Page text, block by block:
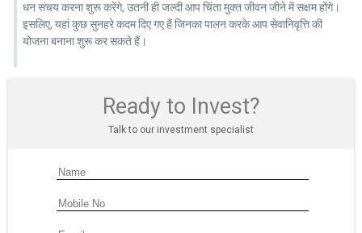
धन संचय करना शुरू करेंगे, उतनी ही जल्दी आप चिंता मुक्त जीवन जीने में सक्षम होंगे।
इसलिए, यहां कुछ सुनहरे कदम दिए गए हैं जिनका पालन करके आप सेवानिवृत्ति की
योजना बनाना शुरू कर सकते हैं।
Ready to Invest?
Talk to our investment specialist